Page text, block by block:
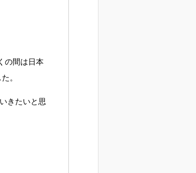
の間は日本
。
きたいと思